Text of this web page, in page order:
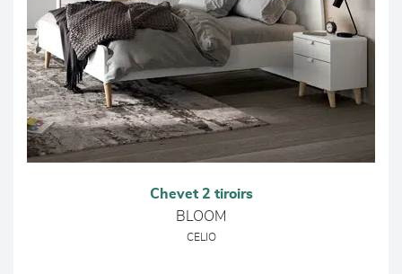
Chevet 2 tiroirs
BLOOM
CELIO